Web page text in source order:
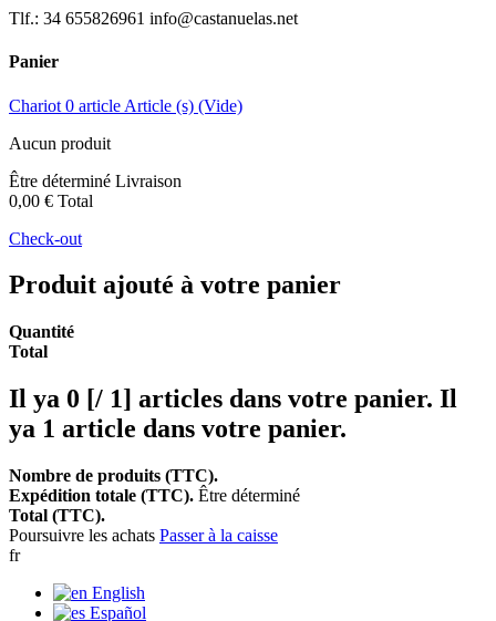
Tlf.: 34 655826961 info@castanuelas.net
Panier
Chariot 0 article Article (s) (Vide)
Aucun produit
Être déterminé Livraison
0,00 € Total
Check-out
Produit ajouté à votre panier
Quantité
Total
Il ya 0 [/ 1] articles dans votre panier. Il
ya 1 article dans votre panier.
Nombre de produits (TTC).
Expédition totale (TTC). Être déterminé
Total (TTC).
Poursuivre les achats Passer à la caisse
fr
English
Español